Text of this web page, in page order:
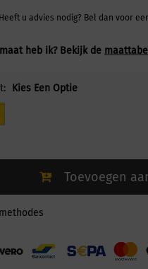
u advies nodig? Bel dan voor
heb ik? Bekijk de
Kies Een Optie
Toevoegen